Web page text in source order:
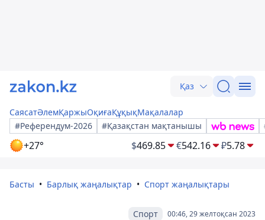
Қаз
СаясатӘлемҚаржыОқиғаҚұқықМақалалар
#Референдум-2026
#Қазақстан мақтанышы
+27° $469.85 €542.16 ₽5.78
Басты Барлық жаңалықтар Спорт жаңалықтары
00:46, 29 желтоқсан 2023
Спорт